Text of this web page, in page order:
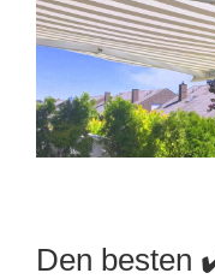
Den besten